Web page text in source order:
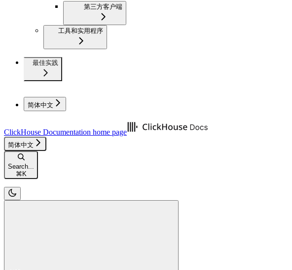
第三方客户端
工具和实用程序
最佳实践
简体中文
ClickHouse Documentation home page
简体中文
Search...
⌘ K